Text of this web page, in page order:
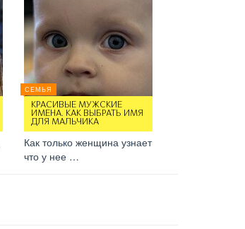
СЕМЬЯ
КРАСИВЫЕ МУЖСКИЕ
ИМЕНА. КАК ВЫБРАТЬ ИМЯ
ДЛЯ МАЛЬЧИКА
Как только женщина узнает
что у нее …